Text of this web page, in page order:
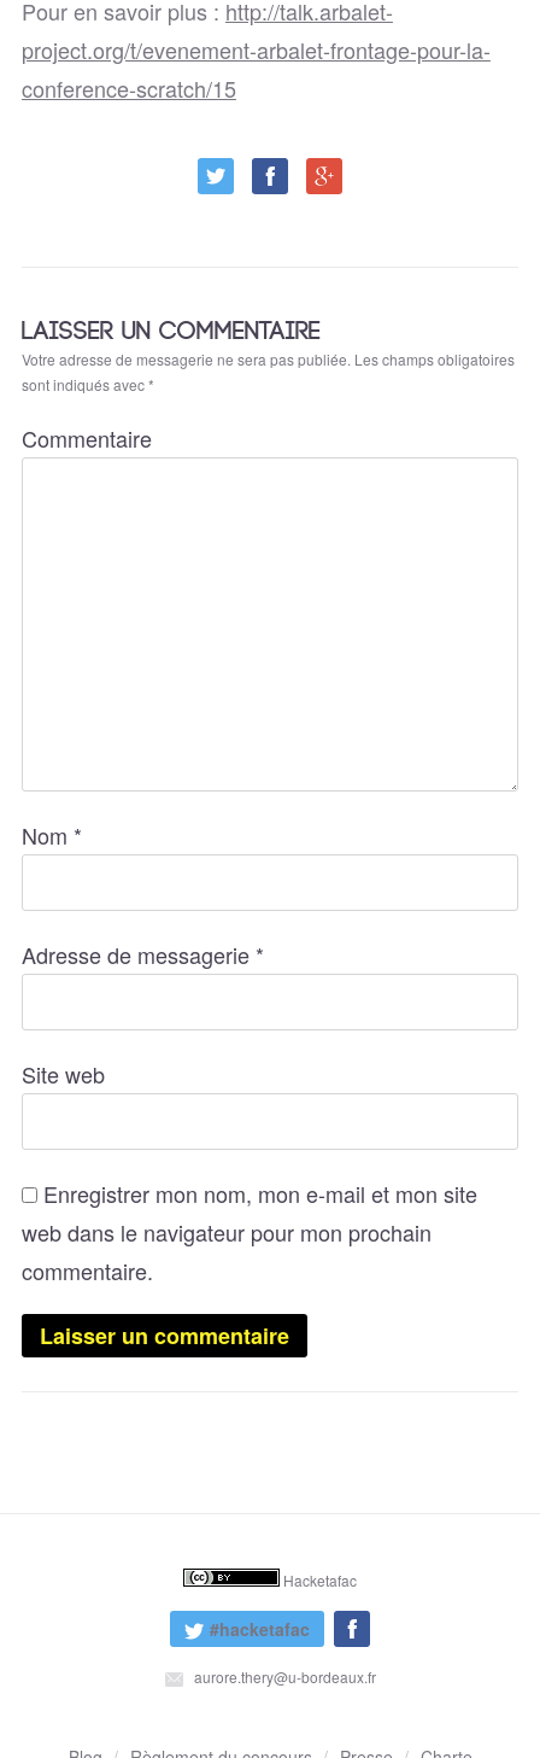
Pour en savoir plus : http://talk.arbalet-
project.org/t/evenement-arbalet-frontage-pour-la-
conference-scratch/15
LAISSER UN COMMENTAIRE
Votre adresse de messagerie ne sera pas publiée. Les champs obligatoires
sont indiqués avec*
Commentaire
Nom *
Adresse de messagerie *
Site web
Enregistrer mon nom, mon e-mail et mon site
web dans le navigateur pour mon prochain
commentaire.
Hacketafac
#hacketafac
aurore.thery@u-bordeaux.fr